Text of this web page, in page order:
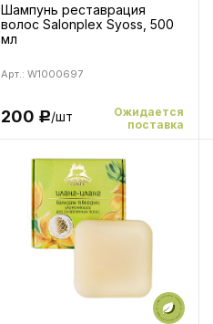
Шампунь реставрация
волос Salonplex Syoss, 500
мл
Арт.: W1000697
200 Р/шт
Ожидается
поставка